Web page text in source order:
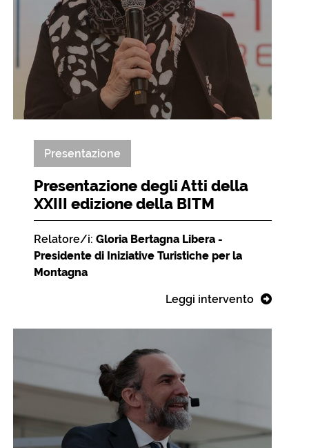
Presentazione
Presentazione degli Atti della
XXIII edizione della BITM
Relatore/i: Gloria Bertagna Libera -
Presidente di Iniziative Turistiche per la
Montagna
Leggi intervento